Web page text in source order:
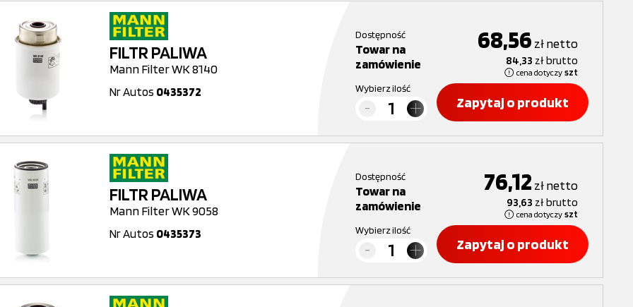
FILTR PALIWA
Mann Filter WK 8140
Nr Autos 0435372
Dostępność
Towar na
zamówienie
68,56 złnetto
84,33 złbrutto
cena dotyczy szt
Wybierz ilość
Zapytaj o produkt
FILTR PALIWA
Mann Filter WK 9058
Nr Autos 0435373
Dostępność
Towar na
zamówienie
76,12 złnetto
93,63 złbrutto
cena dotyczy szt
Wybierz ilość
Zapytaj o produkt